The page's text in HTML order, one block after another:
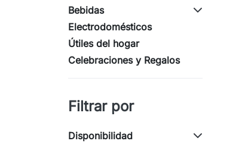
Bebidas
Electrodomésticos
Útiles del hogar
Celebraciones y Regalos
Filtrar por
Disponibilidad